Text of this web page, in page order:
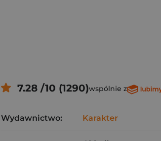
7.28 /10 (1290)wspólnie z
Wydawnictwo: Karakter